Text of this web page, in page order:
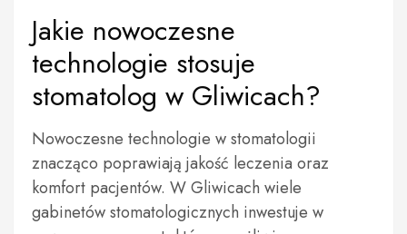
Jakie nowoczesne
technologie stosuje
stomatolog w Gliwicach?
Nowoczesne technologie w stomatologii
znacząco poprawiają jakość leczenia oraz
komfort pacjentów. W Gliwicach wiele
gabinetów stomatologicznych inwestuje w